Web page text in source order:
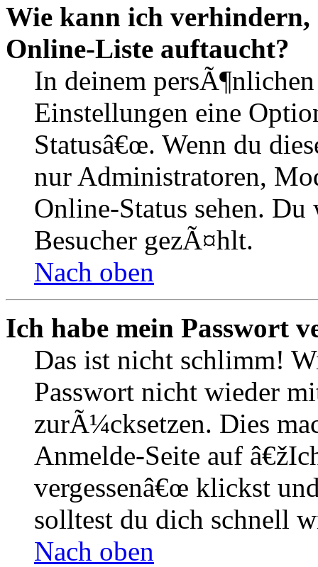
Wie kann ich verhindern,
Online-Liste auftaucht?
In deinem
Einstellungen eine
Statusâ€œ. Wenn du
nur Administratoren,
Online-Status sehen.
Besucher gezÃ¤hlt.
Nach oben
Ich habe mein Passwort
Das ist nicht schlimm!
Passwort nicht wieder
zurÃ¼cksetzen. Dies
Anmelde-Seite auf
vergessenâ€œ klickst
solltest du dich schnell
Nach oben